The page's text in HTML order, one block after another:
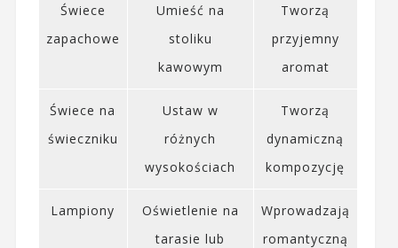
Świece
zapachowe
Umieść na
stoliku
kawowym
Tworzą
przyjemny
aromat
Świece na
świeczniku
Ustaw w
różnych
wysokościach
Tworzą
dynamiczną
kompozycję
Lampiony
Oświetlenie na
tarasie lub
Wprowadzają
romantyczną